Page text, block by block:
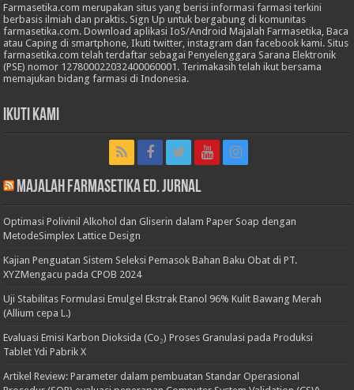
Farmasetika.com merupakan situs yang berisi informasi farmasi terkini
berbasis ilmiah dan praktis. Sign Up untuk bergabung di komunitas
farmasetika.com. Download aplikasi IoS/Android Majalah Farmasetika, Baca
atau Caping di smartphone, Ikuti twitter, instagram dan facebook kami. Situs
farmasetika.com telah terdaftar sebagai Penyelenggara Sarana Elektronik
(PSE) nomor 127800022032400060001. Terimakasih telah ikut bersama
memajukan bidang farmasi di Indonesia.
Ikuti Kami
Majalah Farmasetika Ed. Jurnal
Optimasi Polivinil Alkohol dan Gliserin dalam Paper Soap dengan
MetodeSimplex Lattice Design
Kajian Penguatan Sistem Seleksi Pemasok Bahan Baku Obat di PT.
XYZMengacu pada CPOB 2024
Uji Stabilitas Formulasi Emulgel Ekstrak Etanol 96% Kulit Bawang Merah
(Allium cepa L.)
Evaluasi Emisi Karbon Dioksida (Co₂) Proses Granulasi pada Produksi
Tablet Ydi Pabrik X
Artikel Review: Parameter dalam pembuatan Standar Operasional